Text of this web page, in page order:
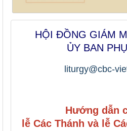
HỘI ĐỒNG GIÁM
ỦY BAN
liturgy@cbc-
Hướng dẫn
lễ Các Thánh và lễ